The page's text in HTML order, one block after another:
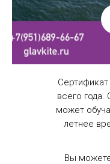
Вы
Сертификат
всего года.
может
летнее